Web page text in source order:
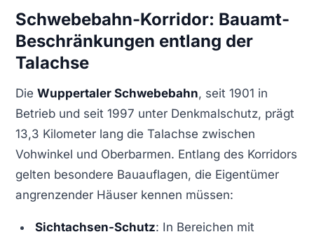
Schwebebahn-Korridor: Bauamt-
Beschränkungen entlang der
Talachse
Die Wuppertaler Schwebebahn, seit 1901 in
Betrieb und seit 1997 unter Denkmalschutz, prägt
13,3 Kilometer lang die Talachse zwischen
Vohwinkel und Oberbarmen. Entlang des Korridors
gelten besondere Bauauflagen, die Eigentümer
angrenzender Häuser kennen müssen:
Sichtachsen-Schutz: In Bereichen mit